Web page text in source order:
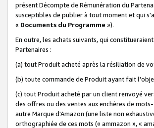
présent Décompte de Rémunération du
susceptibles de publier à tout moment et qui
« Documents du Programme »).
En outre, les achats suivants, qui
Partenaires :
(a) tout Produit acheté après la résiliation de
(b) toute commande de Produit ayant fait
(c) tout Produit acheté par un client renvoyé
des offres ou des ventes aux enchères de
autre Marque d'Amazon (une liste non
orthographiée de ces mots (« ammazon », «